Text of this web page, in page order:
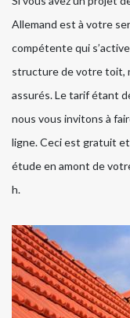
Allemand est à votre
compétente qui
structure de votre toit,
assurés. Le tarif étant
nous vous invitons à
ligne. Ceci est gratuit
étude en amont de
h.